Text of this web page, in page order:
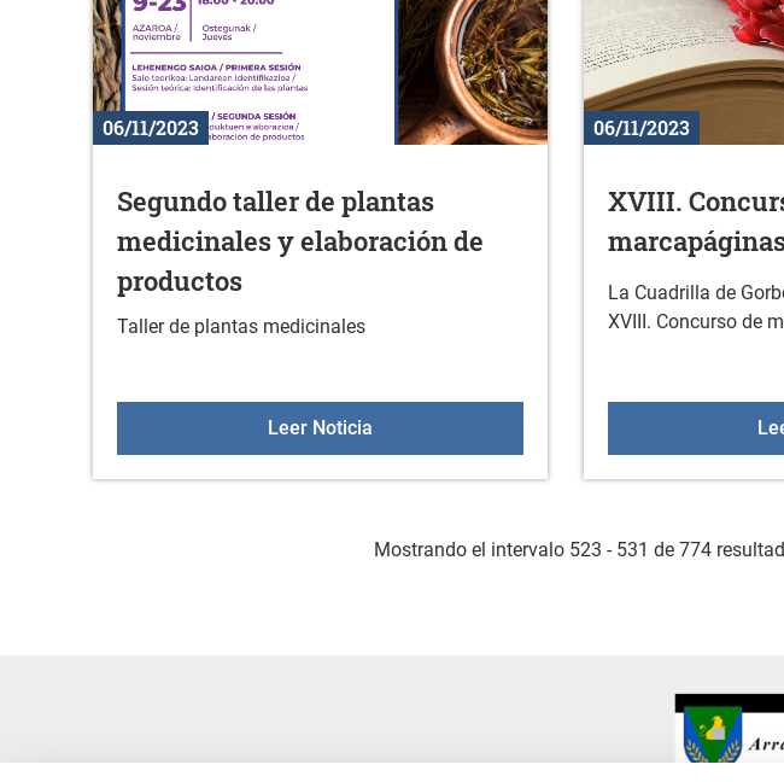
06/11/2023
Segundo taller de plantas
medicinales y elaboración de
productos
Taller de plantas medicinales
Leer NoticiaSegundo taller de plantas medicinales y
06/11/2023
XVIII.
La Cuadrilla de
XVIII. Concurso de
Mostrando el intervalo 523 - 531 de 774